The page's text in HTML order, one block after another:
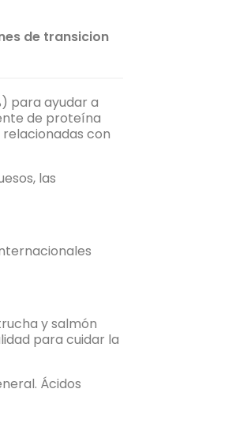
de transicion
para ayudar a
de proteína
con
las
y salmón
para cuidar la
Ácidos